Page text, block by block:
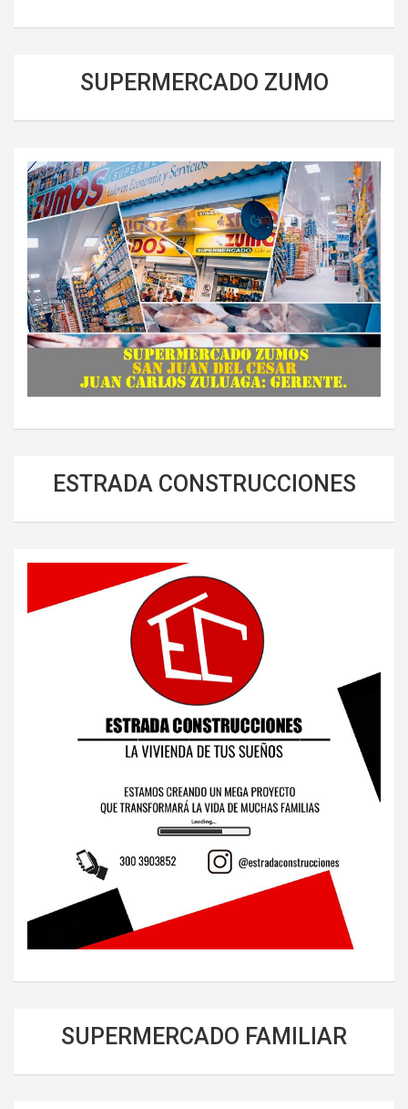
SUPERMERCADO ZUMO
ESTRADA CONSTRUCCIONES
SUPERMERCADO FAMILIAR